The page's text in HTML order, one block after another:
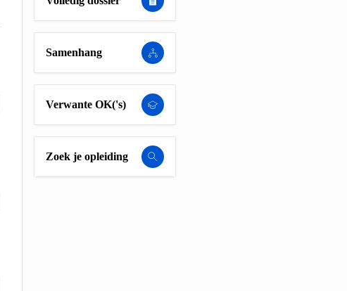
Samenhang
Verwante OK('s)
Zoek je opleiding